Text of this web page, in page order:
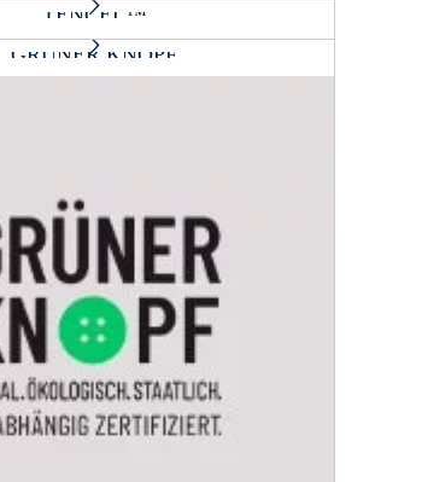
TENCEL™
GRÜNER KNOPF